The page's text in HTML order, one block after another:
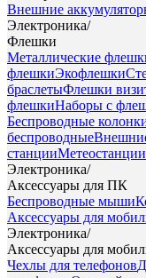
Внешние
Электроника/
Флешки
Металлические
флешкиЭкофлешки
браслетыФлешки
флешкиНаборы с
Беспроводные
беспроводные
станцииМетеостанции
Электроника/
Аксессуары для ПК
Беспроводные мыши
Аксессуары для
Электроника/
Аксессуары для
Чехлы для телефонов